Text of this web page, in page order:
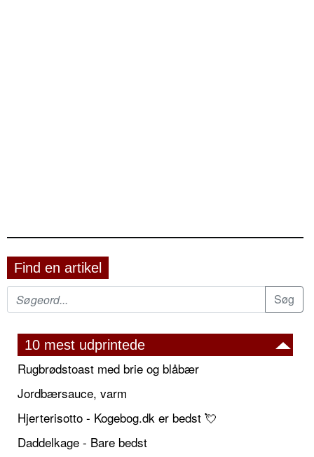
Find en artikel
10 mest udprintede
Rugbrødstoast med brie og blåbær
Jordbærsauce, varm
Hjerterisotto - Kogebog.dk er bedst 💘
Daddelkage - Bare bedst